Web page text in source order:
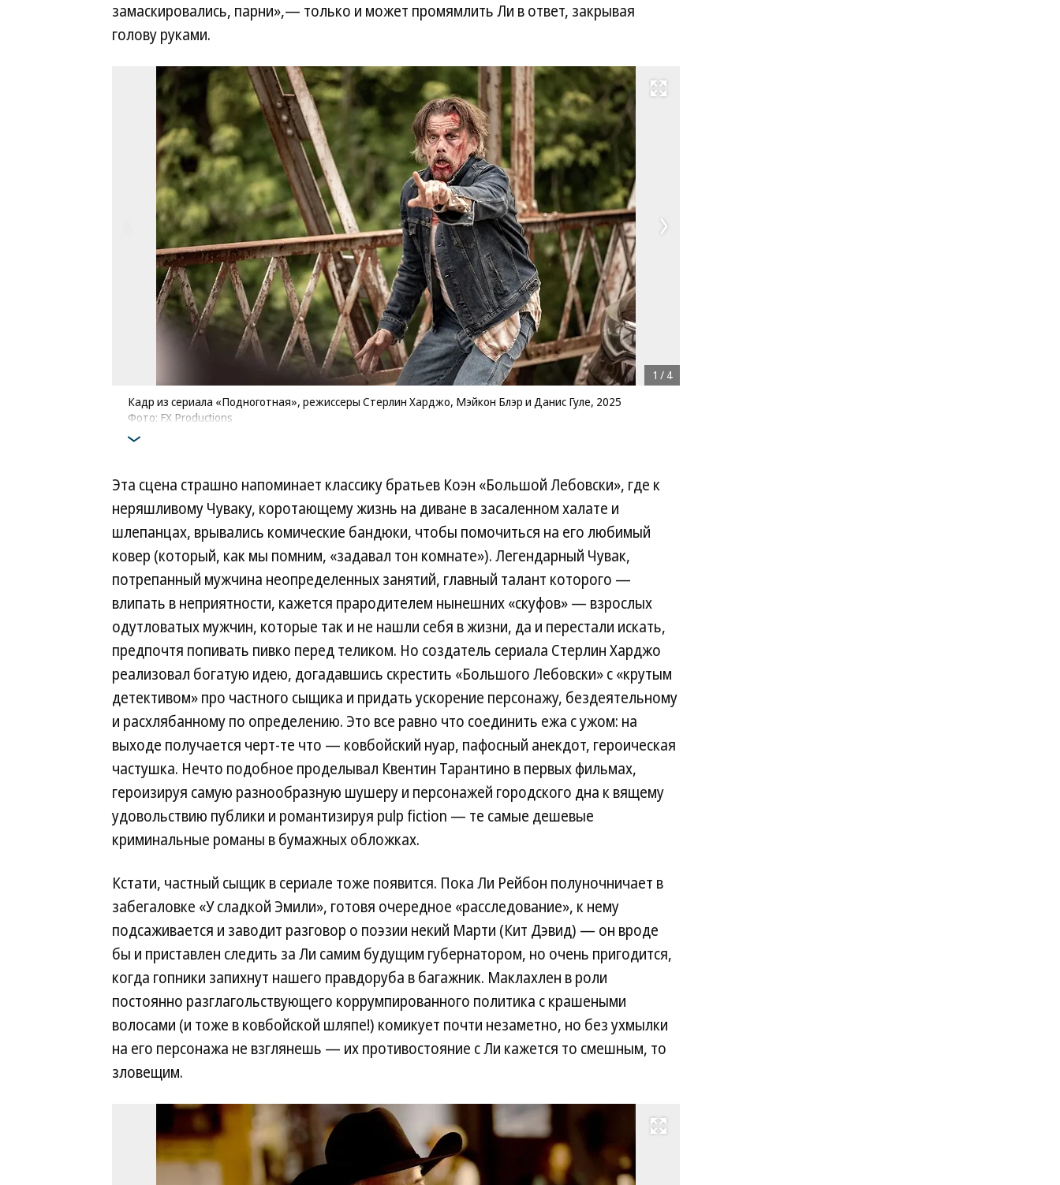
замаскировались, парни»,— только и может промямлить Ли в ответ, закрывая
голову руками.
Развернуть на весь экран
Кадр из сериала «Подноготная», режиссеры Стерлин Харджо, Мэйкон Блэр и Данис Гуле, 2025
Фото: FX Productions
1 / 4
Эта сцена страшно напоминает классику братьев Коэн «Большой Лебовски», где к
неряшливому Чуваку, коротающему жизнь на диване в засаленном халате и
шлепанцах, врывались комические бандюки, чтобы помочиться на его любимый
ковер (который, как мы помним, «задавал тон комнате»). Легендарный Чувак,
потрепанный мужчина неопределенных занятий, главный талант которого —
влипать в неприятности, кажется прародителем нынешних «скуфов» — взрослых
одутловатых мужчин, которые так и не нашли себя в жизни, да и перестали искать,
предпочтя попивать пивко перед теликом. Но создатель сериала Стерлин Харджо
реализовал богатую идею, догадавшись скрестить «Большого Лебовски» с «крутым
детективом» про частного сыщика и придать ускорение персонажу, бездеятельному
и расхлябанному по определению. Это все равно что соединить ежа с ужом: на
выходе получается черт-те что — ковбойский нуар, пафосный анекдот, героическая
частушка. Нечто подобное проделывал Квентин Тарантино в первых фильмах,
героизируя самую разнообразную шушеру и персонажей городского дна к вящему
удовольствию публики и романтизируя pulp fiction — те самые дешевые
криминальные романы в бумажных обложках.
Кстати, частный сыщик в сериале тоже появится. Пока Ли Рейбон полуночничает в
забегаловке «У сладкой Эмили», готовя очередное «расследование», к нему
подсаживается и заводит разговор о поэзии некий Марти (Кит Дэвид) — он вроде
бы и приставлен следить за Ли самим будущим губернатором, но очень пригодится,
когда гопники запихнут нашего правдоруба в багажник. Маклахлен в роли
постоянно разглагольствующего коррумпированного политика с крашеными
волосами (и тоже в ковбойской шляпе!) комикует почти незаметно, но без ухмылки
на его персонажа не взглянешь — их противостояние с Ли кажется то смешным, то
зловещим.
Развернуть на весь экран